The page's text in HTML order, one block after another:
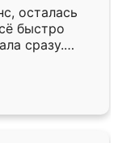
осталась
быстро
сразу.
к
Собрали
даже